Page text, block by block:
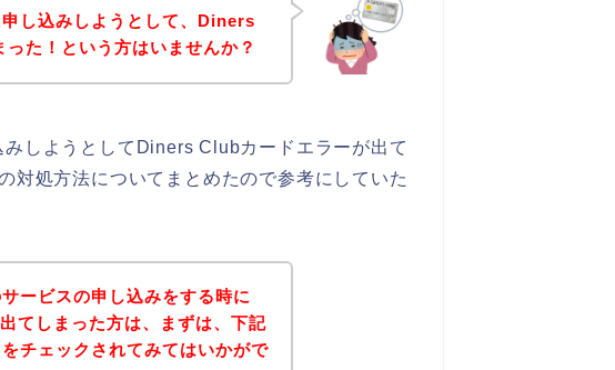
し込みしようとして、Diners
た！という方はいませんか？
しようとしてDiners Clubカードエラーが出て
対処方法についてまとめたので参考にしていた
ービスの申し込みをする時に
てしまった方は、まずは、下記
チェックされてみてはいかがで